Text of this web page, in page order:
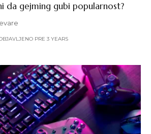
da gejming gubi popularnost?
PRE 3 YEARS